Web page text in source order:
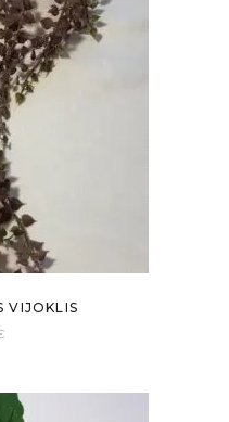
VIJOKLIS